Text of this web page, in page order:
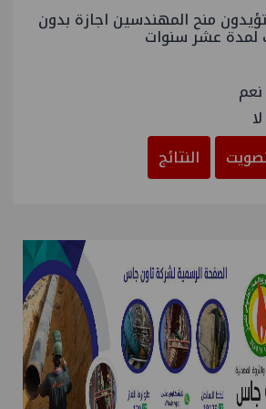
منح المهندسين اجازة بدون
لمدة عشر سنوات
نعم
لا
النتائج